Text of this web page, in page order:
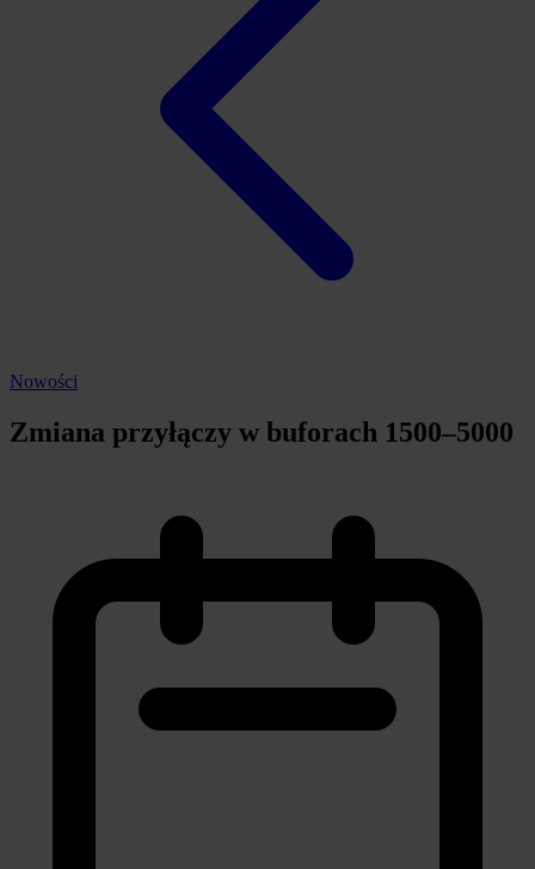
Nowości
Zmiana przyłączy w buforach 1500–5000